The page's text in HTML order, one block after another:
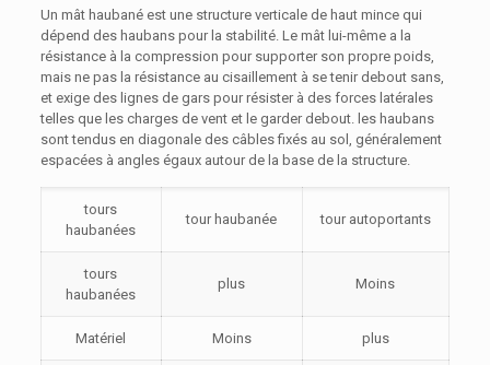
Un mât haubané est une structure verticale de haut mince qui
dépend des haubans pour la stabilité. Le mât lui-même a la
résistance à la compression pour supporter son propre poids,
mais ne pas la résistance au cisaillement à se tenir debout sans,
et exige des lignes de gars pour résister à des forces latérales
telles que les charges de vent et le garder debout. les haubans
sont tendus en diagonale des câbles fixés au sol, généralement
espacées à angles égaux autour de la base de la structure.
tours
haubanées
tour haubanée tour autoportants
tours
haubanées
plus Moins
Matériel Moins plus